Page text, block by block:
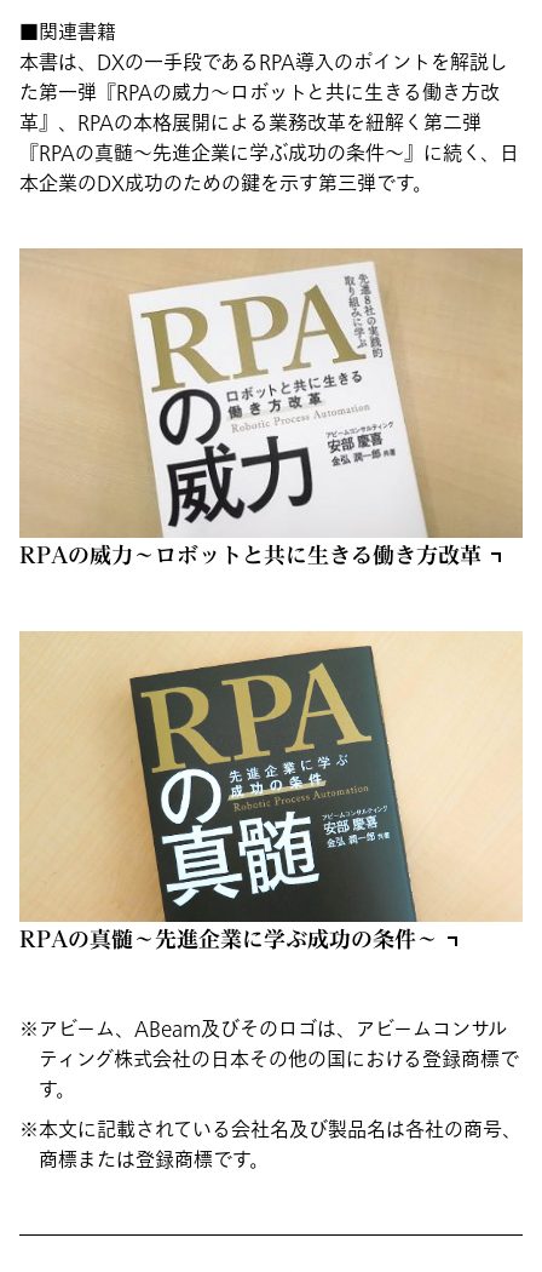
■関連書籍
本書は、DXの一手段であるRPA導入のポイントを解説し
た第一弾『RPAの威力～ロボットと共に生きる働き方改
革』、RPAの本格展開による業務改革を紐解く第二弾
『RPAの真髄～先進企業に学ぶ成功の条件～』に続く、日
本企業のDX成功のための鍵を示す第三弾です。
RPAの威力～ロボットと共に生きる働き方改革
RPAの真髄～先進企業に学ぶ成功の条件～
アビーム、ABeam及びそのロゴは、アビームコンサル
ティング株式会社の日本その他の国における登録商標で
す。
本文に記載されている会社名及び製品名は各社の商号、
商標または登録商標です。